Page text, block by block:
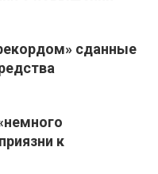
сданные
к